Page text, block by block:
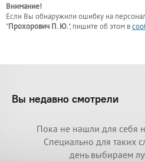
Внимание!
Если Вы обнаружили ошибку на
"Прохорович П. Ю.", пишите об этом в
Вы недавно смотрели
Пока не нашли для себя
Специально для таких
день выбираем